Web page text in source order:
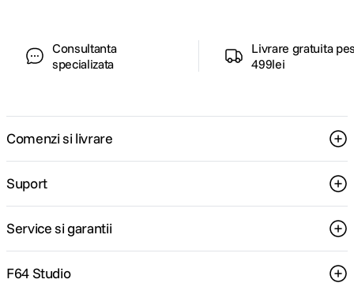
Consultanta
specializata
Livrare gratuita
499lei
Comenzi si livrare
Suport
Service si garantii
F64 Studio